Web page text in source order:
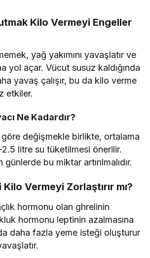
Kilo Vermeyi Engeller
yağ yakımını yavaşlatır ve
yol açar. Vücut susuz kaldığında
yavaş çalışır, bu da kilo verme
etkiler.
Ne Kadardır?
değişmekle birlikte, ortalama
litre su tüketilmesi önerilir.
günlerde bu miktar artırılmalıdır.
Vermeyi Zorlaştırır mı?
hormonu olan ghrelinin
hormonu leptinin azalmasına
daha fazla yeme isteği oluşturur